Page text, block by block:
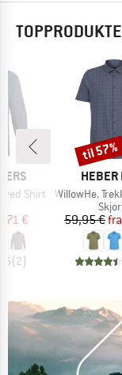
Shirt
pris
€
(2)
MÆRKE
HEBER
Artikel
WillowHe.
59,95 €fra
Rabat
til 57%